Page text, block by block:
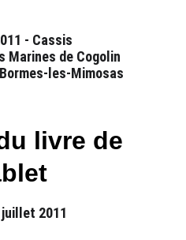
- Cassis
Marines de Cogolin
les-Mimosas
livre de
2011